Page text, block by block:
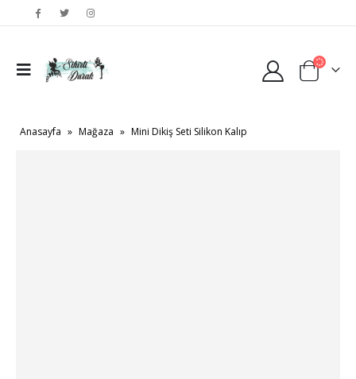
Anasayfa » Mağaza » Mini Dikiş Seti Silikon Kalıp